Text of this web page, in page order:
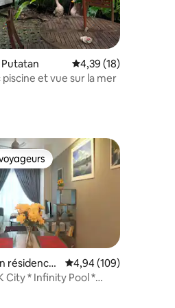
Évaluation moyenne
4,39 (18)
et vue sur la mer
de 234 commentaires : 4,83 sur 5
résidence
Évaluation moyenne
4,94 (109)
City * Infinity Pool *